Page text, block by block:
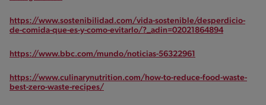
https://www.sostenibilidad.com/vida-sostenible/desperdicio-
de-comida-que-es-y-como-evitarlo/?_adin=02021864894
https://www.bbc.com/mundo/noticias-56322961
https://www.culinarynutrition.com/how-to-reduce-food-waste-
best-zero-waste-recipes/